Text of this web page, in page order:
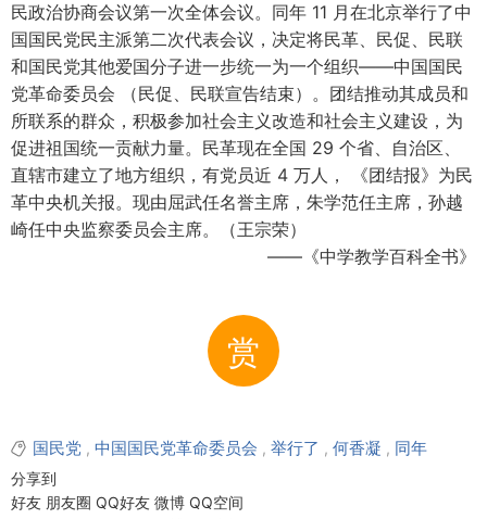
民政治协商会议第一次全体会议。同年 11 月在北京举行了中
国国民党民主派第二次代表会议，决定将民革、民促、民联
和国民党其他爱国分子进一步统一为一个组织——中国国民
党革命委员会 （民促、民联宣告结束）。团结推动其成员和
所联系的群众，积极参加社会主义改造和社会主义建设，为
促进祖国统一贡献力量。民革现在全国 29 个省、自治区、
直辖市建立了地方组织，有党员近 4 万人， 《团结报》为民
革中央机关报。现由屈武任名誉主席，朱学范任主席，孙越
崎任中央监察委员会主席。（王宗荣）
——《中学教学百科全书》
赏
国民党 , 中国国民党革命委员会 , 举行了 , 何香凝 , 同年
分享到
好友 朋友圈 QQ好友 微博 QQ空间